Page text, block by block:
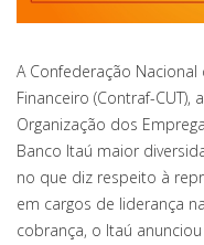
A Confederação
Financeiro (Contraf-
Organização dos
Banco Itaú maior
no que diz respeito à
em cargos de liderança
cobrança, o Itaú